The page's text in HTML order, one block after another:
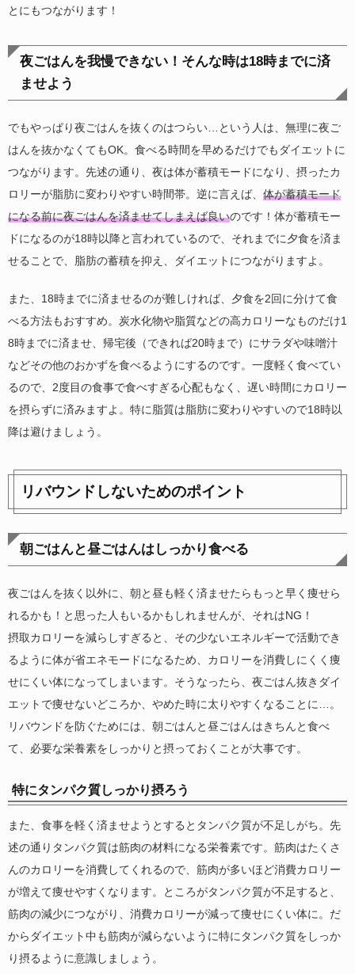
とにもつながります！
夜ごはんを我慢できない！そんな時は18時までに済
ませよう
でもやっぱり夜ごはんを抜くのはつらい…という人は、無理に夜ご
はんを抜かなくてもOK。食べる時間を早めるだけでもダイエットに
つながります。先述の通り、夜は体が蓄積モードになり、摂ったカ
ロリーが脂肪に変わりやすい時間帯。逆に言えば、 体が蓄積モード
になる前に夜ごはんを済ませてしまえば良いのです！体が蓄積モー
ドになるのが18時以降と言われているので、それまでに夕食を済ま
せることで、脂肪の蓄積を抑え、ダイエットにつながりますよ。
また、18時までに済ませるのが難しければ、夕食を2回に分けて食
べる方法もおすすめ。炭水化物や脂質などの高カロリーなものだけ1
8時までに済ませ、帰宅後（できれば20時まで）にサラダや味噌汁
などその他のおかずを食べるようにするのです。一度軽く食べてい
るので、2度目の食事で食べすぎる心配もなく、遅い時間にカロリー
を摂らずに済みますよ。特に脂質は脂肪に変わりやすいので18時以
降は避けましょう。
リバウンドしないためのポイント
朝ごはんと昼ごはんはしっかり食べる
夜ごはんを抜く以外に、朝と昼も軽く済ませたらもっと早く痩せら
れるかも！と思った人もいるかもしれませんが、それはNG！
摂取カロリーを減らしすぎると、その少ないエネルギーで活動でき
るように体が省エネモードになるため、カロリーを消費しにくく痩
せにくい体になってしまいます。そうなったら、夜ごはん抜きダイ
エットで痩せないどころか、やめた時に太りやすくなることに…。
リバウンドを防ぐためには、朝ごはんと昼ごはんはきちんと食べ
て、必要な栄養素をしっかりと摂っておくことが大事です。
特にタンパク質しっかり摂ろう
また、食事を軽く済ませようとするとタンパク質が不足しがち。先
述の通りタンパク質は筋肉の材料になる栄養素です。筋肉はたくさ
んのカロリーを消費してくれるので、筋肉が多いほど消費カロリー
が増えて痩せやすくなります。ところがタンパク質が不足すると、
筋肉の減少につながり、消費カロリーが減って痩せにくい体に。だ
からダイエット中も筋肉が減らないように特にタンパク質をしっか
り摂るように意識しましょう。